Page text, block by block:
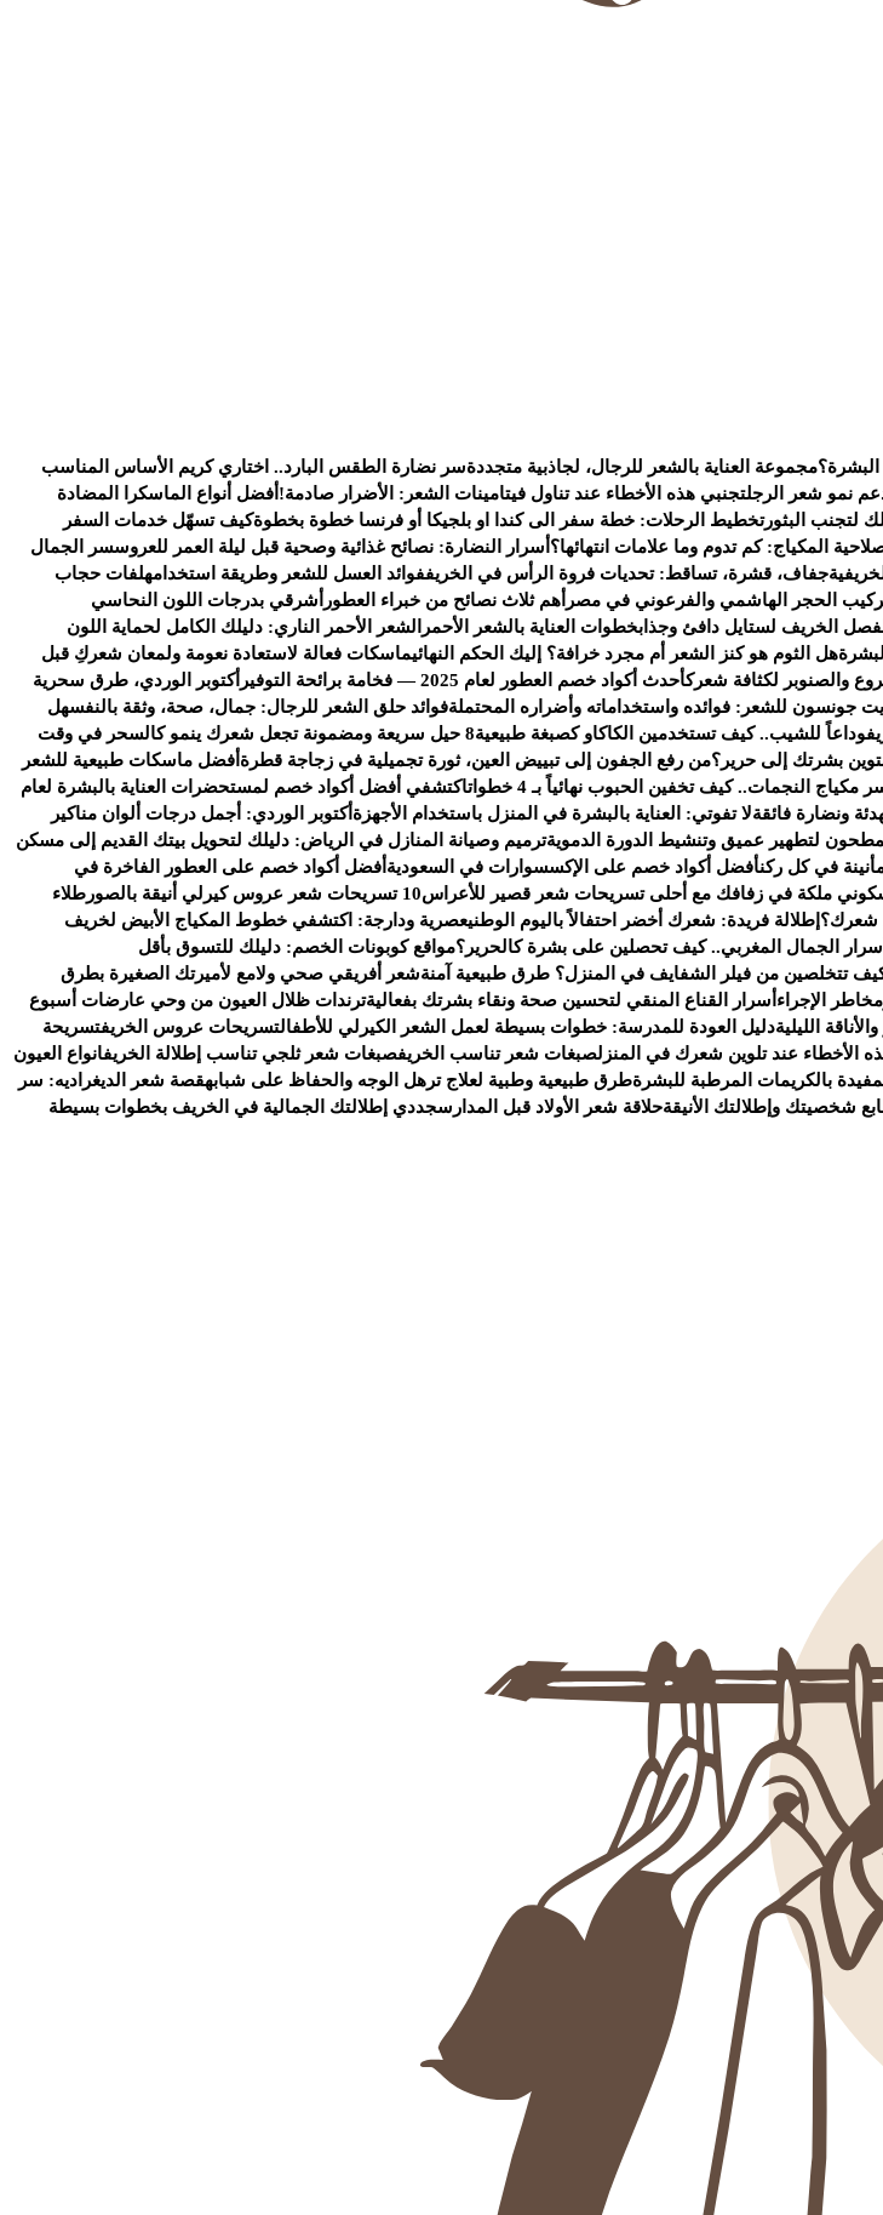
مجموعة العناية بالشعر للرجال، لجاذبية متجددةسر نضارة الطقس البارد.. اختاري كريم الأساس المناسب
نمو شعر الرجلتجنبي هذه الأخطاء عند تناول فيتامينات الشعر: الأضرار صادمة! أفضل أنواع الماسكرا المضادة
لتجنب البثورتخطيط الرحلات: خطة سفر الى كندا او بلجيكا أو فرنسا خطوة بخطوةكيف تسهّل خدمات السفر
المكياج: كم تدوم وما علامات انتهائها؟ أسرار النضارة: نصائح غذائية وصحية قبل ليلة العمر للعروسسر الجمال
جفاف، قشرة، تساقط: تحديات فروة الرأس في الخريففوائد العسل للشعر وطريقة استخدامهلفات حجاب
الحجر الهاشمي والفرعوني في مصر أهم ثلاث نصائح من خبراء العطور أشرقي بدرجات اللون النحاسي
الخريف لستايل دافئ وجذابخطوات العناية بالشعر الأحمر الشعر الأحمر الناري: دليلك الكامل لحماية اللون
هل الثوم هو كنز الشعر أم مجرد خرافة؟ إليك الحكم النهائيماسكات فعالة لاستعادة نعومة ولمعان شعركِ قبل
والصنوبر لكثافة شعركأحدث أكواد خصم العطور لعام 2025 — فخامة برائحة التوفير
أكتوبر الوردي، طرق سحرية
جونسون للشعر: فوائده واستخداماته وأضراره المحتملةفوائد حلق الشعر للرجال: جمال، صحة، وثقة بالنفسهل
وداعاً للشيب.. كيف تستخدمين الكاكاو كصبغة طبيعية
8 حيل سريعة ومضمونة تجعل شعرك ينمو كالسحر في وقت
بشرتك إلى حرير؟من رفع الجفون إلى تبييض العين، ثورة تجميلية في زجاجة قطرة أفضل ماسكات طبيعية للشعر
مكياج النجمات.. كيف تخفين الحبوب نهائياً بـ 4 خطوات
اكتشفي أفضل أكواد خصم لمستحضرات العناية بالبشرة لعام
ونضارة فائقةلا تفوتي: العناية بالبشرة في المنزل باستخدام الأجهزة أكتوبر الوردي: أجمل درجات ألوان مناكير
لتطهير عميق وتنشيط الدورة الدمويةترميم وصيانة المنازل في الرياض: دليلك لتحويل بيتك القديم إلى مسكن
في كل ركنأفضل أكواد خصم على الإكسسوارات في السعودية أفضل أكواد خصم على العطور الفاخرة في
كوني ملكة في زفافك مع أحلى تسريحات شعر قصير للأعراس10 تسريحات شعر عروس كيرلي أنيقة بالصور
طلاء
شعرك؟ إطلالة فريدة: شعرك أخضر احتفالاً باليوم الوطنيعصرية ودارجة: اكتشفي خطوط المكياج الأبيض لخريف
أسرار الجمال المغربي.. كيف تحصلين على بشرة كالحرير؟مواقع كوبونات الخصم: دليلك للتسوق بأقل
تتخلصين من فيلر الشفايف في المنزل؟ طرق طبيعية آمنةشعر أفريقي صحي ولامع لأميرتك الصغيرة بطرق
الإجراء أسرار القناع المنقي لتحسين صحة ونقاء بشرتك بفعاليةترندات ظلال العيون من وحي عارضات أسبوع
الليليةدليل العودة للمدرسة: خطوات بسيطة لعمل الشعر الكيرلي للأطفالتسريحات عروس الخريفتسريحة
الأخطاء عند تلوين شعرك في المنزلصبغات شعر تناسب الخريفصبغات شعر ثلجي تناسب إطلالة الخريفانواع العيون
بالكريمات المرطبة للبشرةطرق طبيعية وطبية لعلاج ترهل الوجه والحفاظ على شبابهقصة شعر الديغراديه: سر
شخصيتك وإطلالتك الأنيقةحلاقة شعر الأولاد قبل المدارسجددي إطلالتك الجمالية في الخريف بخطوات بسيطة